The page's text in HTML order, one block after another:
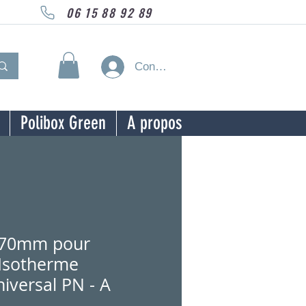
06 15 88 92 89
Connexion
Polibox Green A propos
pour
PN - A